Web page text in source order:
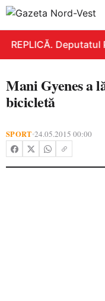
REPLICĂ.
Mani Gyenes a
bicicletă
SPORT•24.05.2015 00:00